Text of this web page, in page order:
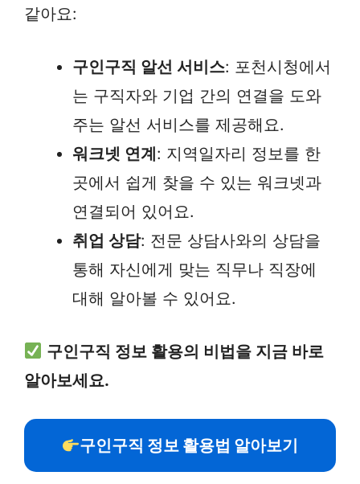
같아요:
구인구직 알선 서비스: 포천시청에서
는 구직자와 기업 간의 연결을 도와
주는 알선 서비스를 제공해요.
워크넷 연계: 지역일자리 정보를 한
곳에서 쉽게 찾을 수 있는 워크넷과
연결되어 있어요.
취업 상담: 전문 상담사와의 상담을
통해 자신에게 맞는 직무나 직장에
대해 알아볼 수 있어요.
구인구직 정보 활용의 비법을 지금 바로
알아보세요.
구인구직 정보 활용법 알아보기